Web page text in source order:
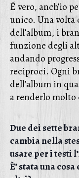
É vero, anch’io
unico. Una
dell’album, i
funzione degli
andando
reciproci. Ogni
dell’album in
a renderlo molto
Due dei sette
cambia nella
usare per i testi
È’ stata una